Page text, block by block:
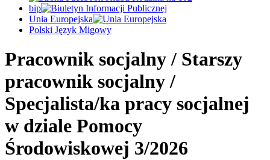
bip
Unia Europejska
Polski Język Migowy
Pracownik socjalny / Starszy
pracownik socjalny /
Specjalista/ka pracy socjalnej
w dziale Pomocy
Środowiskowej 3/2026